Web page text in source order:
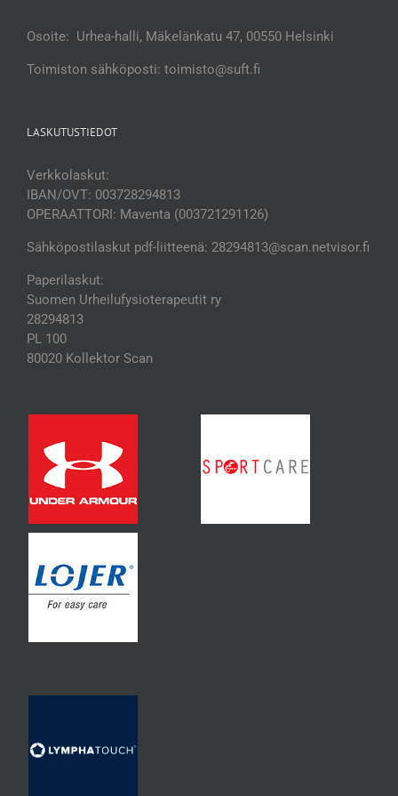
Osoite: Urhea-halli, Mäkelänkatu 47, 00550 Helsinki
Toimiston sähköposti: toimisto@suft.fi
LASKUTUSTIEDOT
Verkkolaskut:
IBAN/OVT: 003728294813
OPERAATTORI: Maventa (003721291126)
Sähköpostilaskut pdf-liitteenä: 28294813@scan.netvisor.fi
Paperilaskut:
Suomen Urheilufysioterapeutit ry
28294813
PL 100
80020 Kollektor Scan